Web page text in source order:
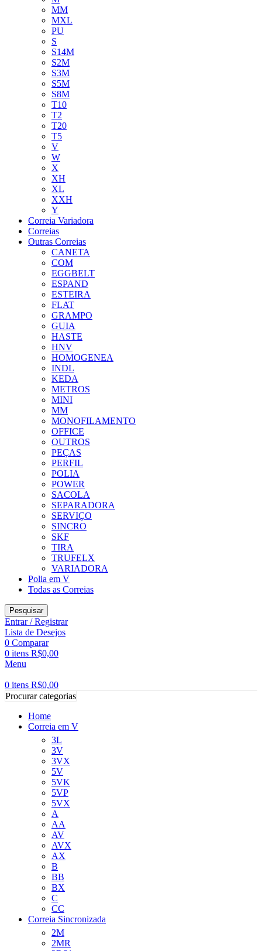
MM
MXL
PU
S
S14M
S2M
S3M
S5M
S8M
T10
T2
T20
T5
V
W
X
XH
XL
XXH
Y
Correia Variadora
Correias
Outras Correias
CANETA
COM
EGGBELT
ESPAND
ESTEIRA
FLAT
GRAMPO
GUIA
HASTE
HNV
HOMOGENEA
INDL
KEDA
METROS
MINI
MM
MONOFILAMENTO
OFFICE
OUTROS
PEÇAS
PERFIL
POLIA
POWER
SACOLA
SEPARADORA
SERVIÇO
SINCRO
SKF
TIRA
TRUFELX
VARIADORA
Polia em V
Todas as Correias
Pesquisar
Entrar / Registrar
Lista de Desejos
0 Comparar
0 itens R$0,00
Menu
0 itens R$0,00
Procurar categorias
Home
Correia em V
3L
3V
3VX
5V
5VK
5VP
5VX
A
AA
AV
AVX
AX
B
BB
BX
C
CC
Correia Sincronizada
2M
2MR